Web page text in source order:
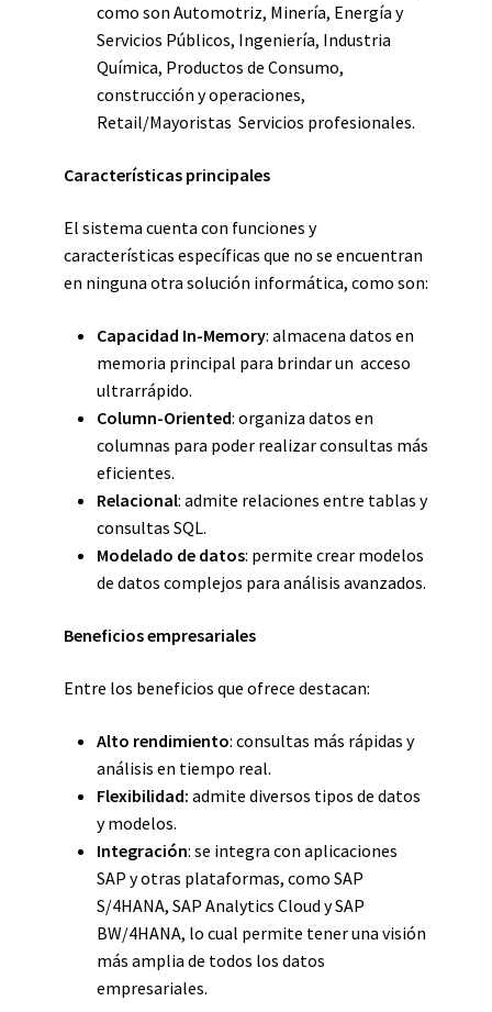
como son Automotriz, Minería, Energía y
Servicios Públicos, Ingeniería, Industria
Química, Productos de Consumo,
construcción y operaciones,
Retail/Mayoristas Servicios profesionales.
Características principales
El sistema cuenta con funciones y
características específicas que no se encuentran
en ninguna otra solución informática, como son:
Capacidad In-Memory: almacena datos en
memoria principal para brindar un acceso
ultrarrápido.
Column-Oriented: organiza datos en
columnas para poder realizar consultas más
eficientes.
Relacional: admite relaciones entre tablas y
consultas SQL.
Modelado de datos: permite crear modelos
de datos complejos para análisis avanzados.
Beneficios empresariales
Entre los beneficios que ofrece destacan:
Alto rendimiento: consultas más rápidas y
análisis en tiempo real.
Flexibilidad: admite diversos tipos de datos
y modelos.
Integración: se integra con aplicaciones
SAP y otras plataformas, como SAP
S/4HANA, SAP Analytics Cloud y SAP
BW/4HANA, lo cual permite tener una visión
más amplia de todos los datos
empresariales.